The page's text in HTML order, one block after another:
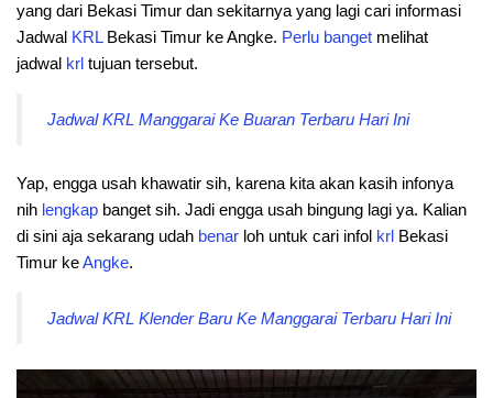
yang dari Bekasi Timur dan sekitarnya yang lagi cari informasi
Jadwal KRLBekasi Timur ke Angke. Perlu banget melihat
jadwal krl tujuan tersebut.
Jadwal KRL Manggarai Ke Buaran Terbaru Hari Ini
Yap, engga usah khawatir sih, karena kita akan kasih infonya
nih lengkap banget sih. Jadi engga usah bingung lagi ya. Kalian
di sini aja sekarang udah benar loh untuk cari infol krl Bekasi
Timur keAngke.
Jadwal KRL Klender Baru Ke Manggarai Terbaru Hari Ini